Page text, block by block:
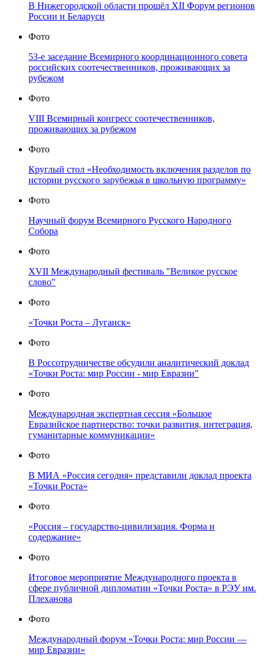
В Нижегородской области прошёл XII Форум регионов
России и Беларуси
Фото
53-е заседание Всемирного координационного совета
российских соотечественников, проживающих за
рубежом
Фото
VIII Всемирный конгресс соотечественников,
проживающих за рубежом
Фото
Круглый стол «Необходимость включения разделов по
истории русского зарубежья в школьную программу»
Фото
Научный форум Всемирного Русского Народного
Собора
Фото
XVII Международный фестиваль "Великое русское
слово"
Фото
«Точки Роста – Луганск»
Фото
В Россотрудничестве обсудили аналитический доклад
«Точки Роста: мир России - мир Евразии"
Фото
Международная экспертная сессия «Большое
Евразийское партнерство: точки развития, интеграция,
гуманитарные коммуникации»
Фото
В МИА «Россия сегодня» представили доклад проекта
«Точки Роста»
Фото
«Россия – государство-цивилизация. Форма и
содержание»
Фото
Итоговое мероприятие Международного проекта в
сфере публичной дипломатии «Точки Роста» в РЭУ им.
Плеханова
Фото
Международный форум «Точки Роста: мир России —
мир Евразии»